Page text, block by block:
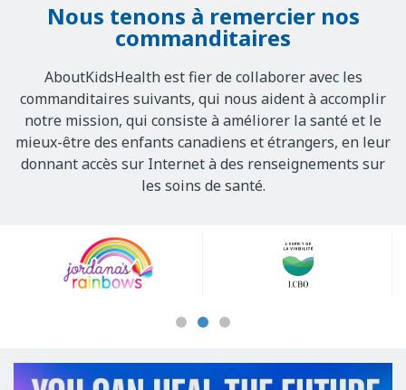
Nous tenons à remercier nos
commanditaires
AboutKidsHealth est fier de collaborer avec les
commanditaires suivants, qui nous aident à accomplir
notre mission, qui consiste à améliorer la santé et le
mieux-être des enfants canadiens et étrangers, en leur
donnant accès sur Internet à des renseignements sur
les soins de santé.
Sponsors